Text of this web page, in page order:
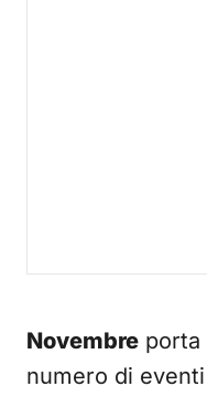
Novembre porta
numero di